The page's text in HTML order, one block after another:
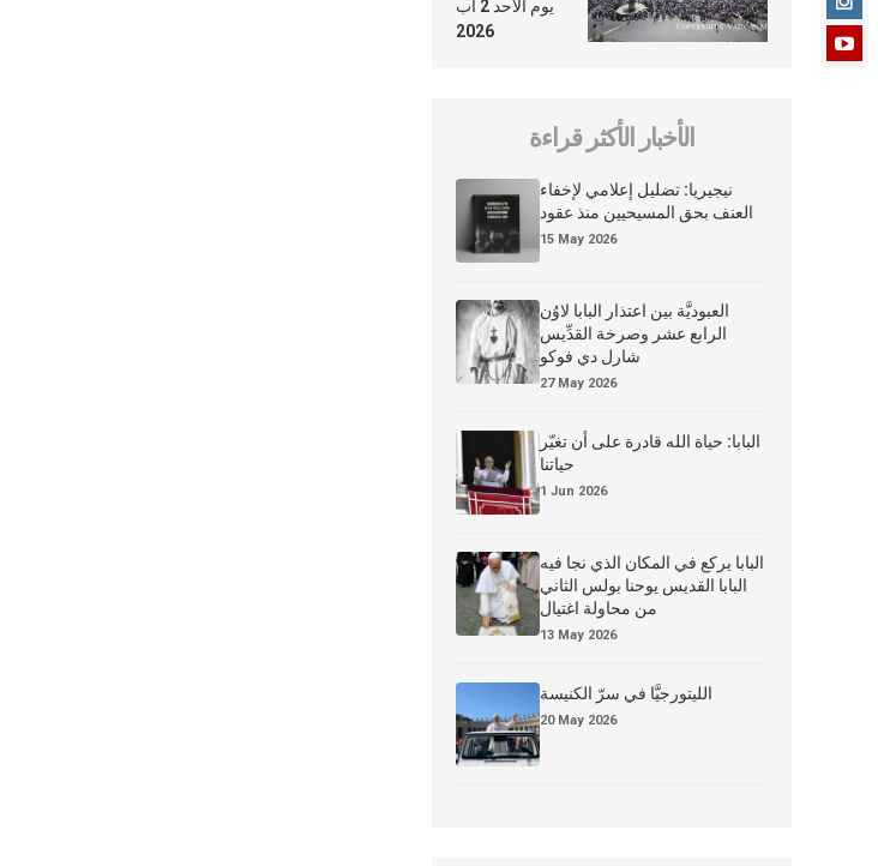
يوم الأحد 2 آب
2026
الأخبار الأكثر قراءة
نيجيريا: تضليل إعلامي لإخفاء
العنف بحق المسيحيين منذ عقود
15 May 2026
العبوديَّة بين اعتذار البابا لاوُن
الرابع عشر وصرخة القدِّيس
شارل دي فوكو
27 May 2026
البابا: حياة الله قادرة على أن تغيّر
حياتنا
1 Jun 2026
البابا يركع في المكان الذي نجا فيه
البابا القديس يوحنا بولس الثاني
من محاولة اغتيال
13 May 2026
الليتورجيَّا في سرّ الكنيسة
20 May 2026